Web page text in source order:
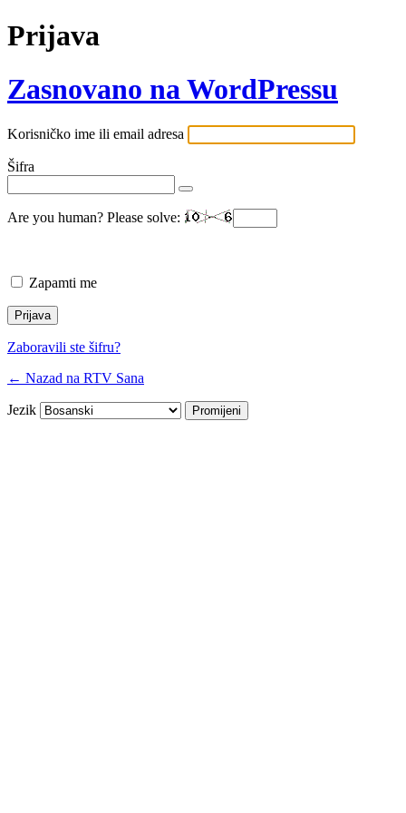
Prijava
Zasnovano na WordPressu
Korisničko ime ili email adresa
Šifra
Are you human? Please solve:
Zapamti me
Zaboravili ste šifru?
← Nazad na RTV Sana
Jezik